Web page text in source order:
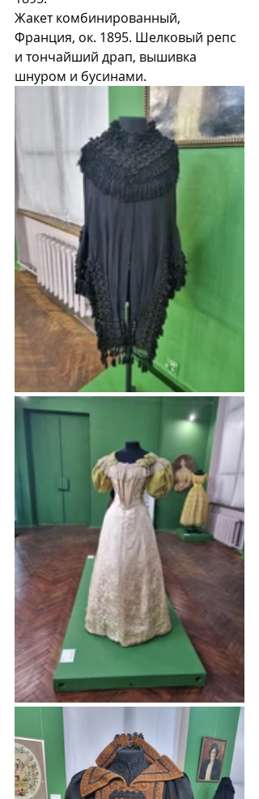
Жакет комбинированный,
Франция, ок. 1895. Шелковый репс
и тончайший драп, вышивка
шнуром и бусинами.